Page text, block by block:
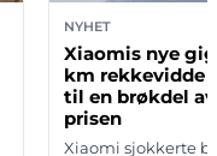
NYHET
Xiaomis nye
km rekkevidde
til en brøkdel
prisen
Xiaomi sjokkerte